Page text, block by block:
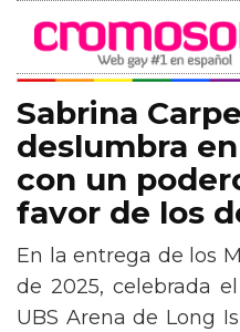
Sabrina
deslumbra
con un
favor de los
En la entrega de los
de 2025, celebrada
UBS Arena de Long